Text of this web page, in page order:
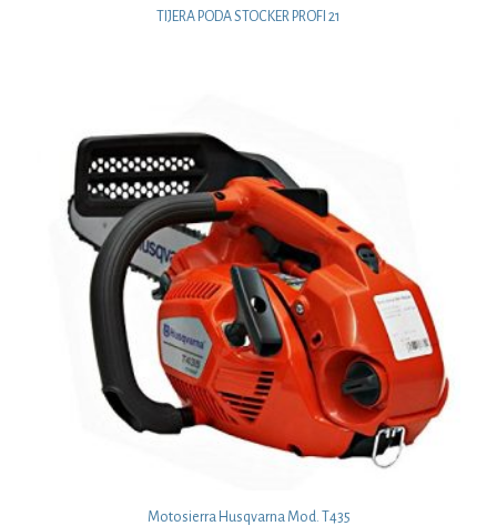
TIJERA PODA STOCKER PROFI 21
Motosierra Husqvarna Mod. T435